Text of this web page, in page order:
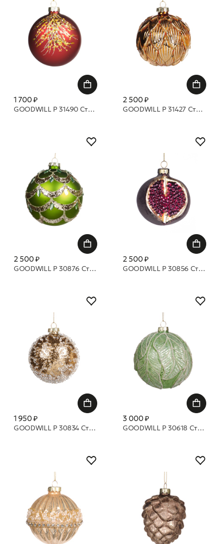
1 700 ₽
GOODWILL P 31490 Стеклянный шар из веток 8 см
2 500 ₽
GOODWILL P 31427 Стеклянные объемные шары 8 см
2 500 ₽
GOODWILL P 30876 Стеклянные матовые шары 10 СМ
2 500 ₽
GOODWILL P 30856 Стеклянный шар открытый гранат 8 см
1 950 ₽
GOODWILL P 30834 Стеклянный драгоценый шар 8 см
3 000 ₽
GOODWILL P 30618 Стеклянный шар с объемными листьями 10 см